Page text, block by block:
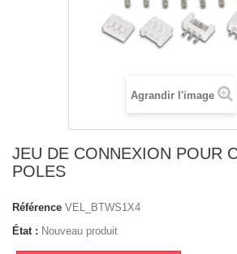
Agrandir l'image
JEU DE CONNEXION POUR
POLES
Référence VEL_BTWS1X4
État : Nouveau produit